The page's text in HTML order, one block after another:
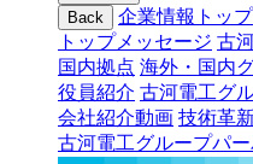
Back
企業情報トップ
トップメッセージ 古
国内拠点 海外・国内
役員紹介 古河電工グ
会社紹介動画 技術革
古河電工グループパー